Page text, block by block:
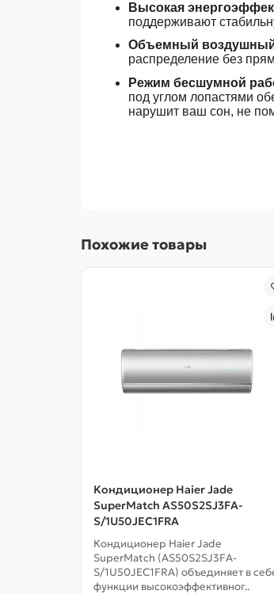
Высокая
поддерживают
Объемный воздушный
распределение без
Режим бесшумной
под углом лопастями
нарушит ваш сон, не
Похожие товары
Кондиционер Haier Jade
SuperMatch AS50S2SJ3FA-
S/1U50JEC1FRA
Кондиционер Haier Jade
SuperMatch (AS50S2SJ3FA-
S/1U50JEC1FRA) объединяет в
функции высокоэффективног..